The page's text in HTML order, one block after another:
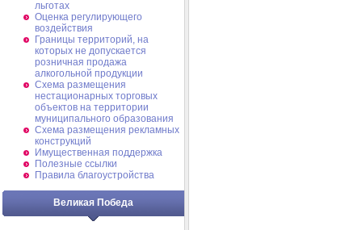
льготах
Оценка регулирующего
воздействия
Границы территорий, на
которых не допускается
розничная продажа
алкогольной продукции
Схема размещения
нестационарных торговых
объектов на территории
муниципального образования
Схема размещения рекламных
конструкций
Имущественная поддержка
Полезные ссылки
Правила благоустройства
Великая Победа